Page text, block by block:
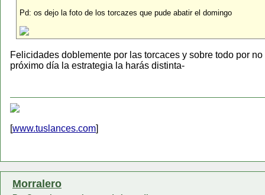
Pd: os dejo la foto de los torcazes que pude abatir el domingo
Felicidades doblemente por las torcaces y sobre todo por
próximo día la estrategia la harás distinta-
[www.tuslances.com]
Morralero